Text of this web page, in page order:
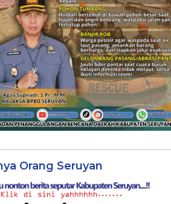
Orang Seruyan